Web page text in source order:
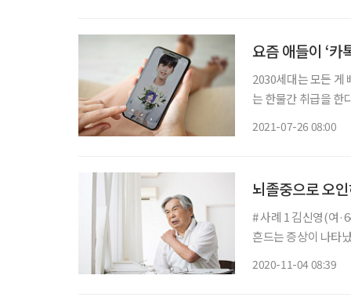
요즘 애들이 ‘카
2030세대는 모든 게
는 한물간 취급을 한
2021-07-26 08:00
뇌졸중으로 오
# 사례 1 김신영(여
흔드는 증상이 나타
2020-11-04 08:39